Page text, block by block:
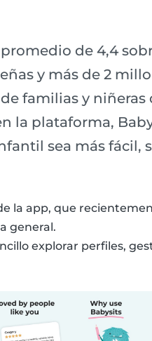
de 4,4
y más de 2
familias y niñeras
la plataforma,
sea más fácil,
la app, que
general.
explorar perfiles,